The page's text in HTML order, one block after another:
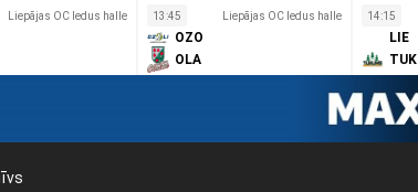
Liepājas OC ledus halle 13:45 Liepājas OC ledus halle
OZO
OLA
14:15
LIE
TUK